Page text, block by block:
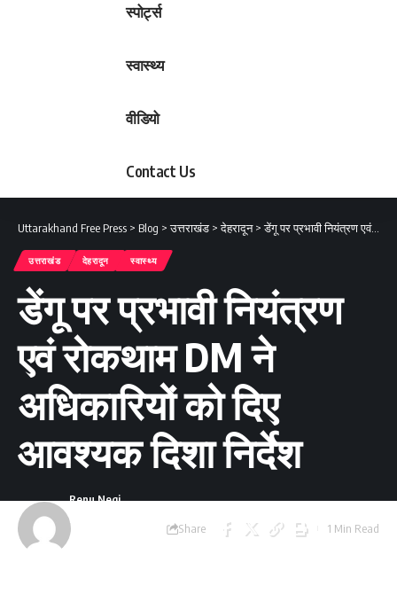
स्पोर्ट्स
स्वास्थ्य
वीडियो
Contact Us
Uttarakhand Free Press > Blog >उत्तराखंड >देहरादून>डेंगू पर प्रभावी नियंत्रण एवं रोकथाम DM ने अधिकारियों को दिए आवश्यक दिशा निर्देश
उत्तराखंड देहरादून स्वास्थ्य
डेंगू पर प्रभावी नियंत्रण
एवं रोकथाम DM ने
अधिकारियों को दिए
आवश्यक दिशा निर्देश
Last updated:
September 24, 2023
Renu Negi
Share 1 Min Read